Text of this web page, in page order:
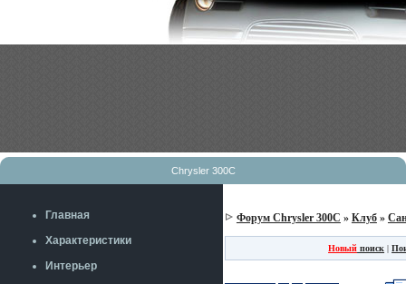
Chrysler 300C
Главная
Характеристики
Интерьер
Форум Chrysler 300C » Клуб»
Новый поиск |